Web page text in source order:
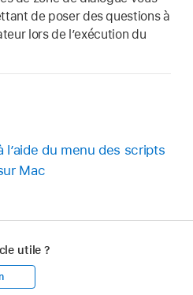
de poser des questions à
lors de l’exécution du
du menu des scripts
Mac
utile ?